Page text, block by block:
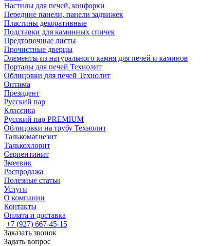
Настилы для печей, конфорки
Передние панели, панели задвижек
Пластины декоративные
Подставки для каминных спичек
Предтопочные листы
Прочистные дверцы
Элементы из натурального камня для печей и каминов
Порталы для печей Технолит
Облицовки для печей Технолит
Оптима
Президент
Русский пар
Классика
Русский пар PREMIUM
Облицовки на трубу Технолит
Талькомагнезит
Талькохлорит
Серпентинит
Змеевик
Распродажа
Полезные статьи
Услуги
О компании
Контакты
Оплата и доставка
+7 (927) 667-45-15
Заказать звонок
Задать вопрос